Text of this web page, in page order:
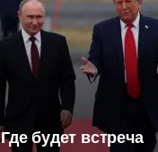
Где будет встреча